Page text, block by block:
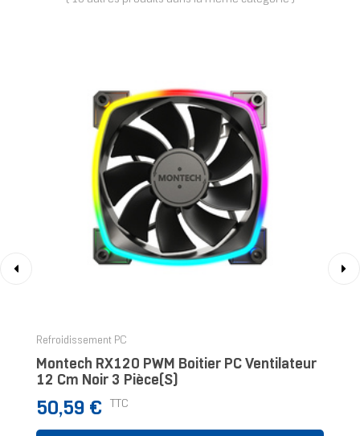
Refroidissement PC
Montech RX120 PWM Boitier PC Ventilateur
12 Cm Noir 3 Pièce(s)
Prix
50,59 € TTC